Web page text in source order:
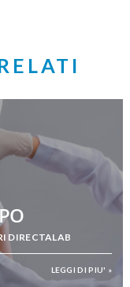
DIRECTALAB
LEGGI DI PIU' »